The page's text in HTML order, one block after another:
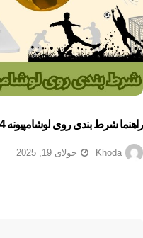
راهنما شرط بندی روی لوشامپیونه 2024 با بونوس های درصد بالا
Khoda جولای 19, 2025